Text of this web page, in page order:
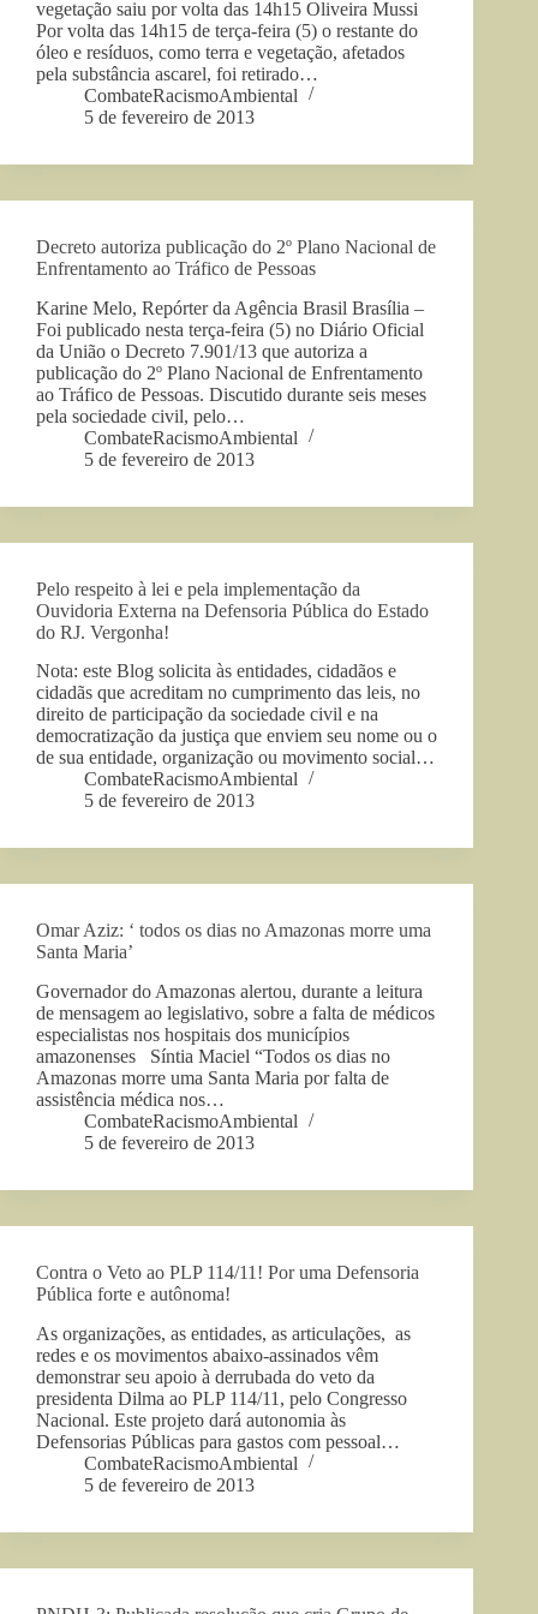
vegetação saiu por volta das 14h15 Oliveira Mussi
Por volta das 14h15 de terça-feira (5) o restante do
óleo e resíduos, como terra e vegetação, afetados
pela substância ascarel, foi retirado…
CombateRacismoAmbiental
5 de fevereiro de 2013
Decreto autoriza publicação do 2º Plano Nacional de
Enfrentamento ao Tráfico de Pessoas
Karine Melo, Repórter da Agência Brasil Brasília –
Foi publicado nesta terça-feira (5) no Diário Oficial
da União o Decreto 7.901/13 que autoriza a
publicação do 2º Plano Nacional de Enfrentamento
ao Tráfico de Pessoas. Discutido durante seis meses
pela sociedade civil, pelo…
CombateRacismoAmbiental
5 de fevereiro de 2013
Pelo respeito à lei e pela implementação da
Ouvidoria Externa na Defensoria Pública do Estado
do RJ. Vergonha!
Nota: este Blog solicita às entidades, cidadãos e
cidadãs que acreditam no cumprimento das leis, no
direito de participação da sociedade civil e na
democratização da justiça que enviem seu nome ou o
de sua entidade, organização ou movimento social…
CombateRacismoAmbiental
5 de fevereiro de 2013
Omar Aziz: ‘ todos os dias no Amazonas morre uma
Santa Maria’
Governador do Amazonas alertou, durante a leitura
de mensagem ao legislativo, sobre a falta de médicos
especialistas nos hospitais dos municípios
amazonenses Síntia Maciel “Todos os dias no
Amazonas morre uma Santa Maria por falta de
assistência médica nos…
CombateRacismoAmbiental
5 de fevereiro de 2013
Contra o Veto ao PLP 114/11! Por uma Defensoria
Pública forte e autônoma!
As organizações, as entidades, as articulações, as
redes e os movimentos abaixo-assinados vêm
demonstrar seu apoio à derrubada do veto da
presidenta Dilma ao PLP 114/11, pelo Congresso
Nacional. Este projeto dará autonomia às
Defensorias Públicas para gastos com pessoal…
CombateRacismoAmbiental
5 de fevereiro de 2013